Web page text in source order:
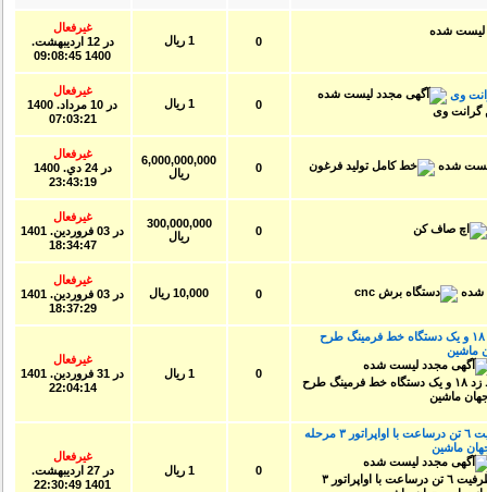
غیرفعال
در
12 ارديبهشت.
1400 09:08:45
غیرفعال
در
10 مرداد. 1400
07:03:21
6,000,000,000
ریال
غیرفعال
در
24 دي. 1400
23:43:19
300,000,000
ریال
غیرفعال
در
03 فروردين. 1401
18:34:47
10,000 ریال
غیرفعال
در
03 فروردين. 1401
18:37:29
دستگاه خط نواربری و یکدستگاه خط زد ۱۸ و یک دستگاه خط فرمینگ طرح
غیرفعال
در
31 فروردين. 1401
22:04:14
خط كامل توليد شير خشك صنعتى، ظرفيت ٦ تن درساعت با اواپراتور ٣ مرحله
ماشین
غیرفعال
در
27 ارديبهشت.
1401 22:30:49